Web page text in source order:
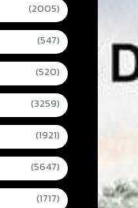
(2005)
(547)
(520)
(3259)
(1921)
(5647)
(1717)